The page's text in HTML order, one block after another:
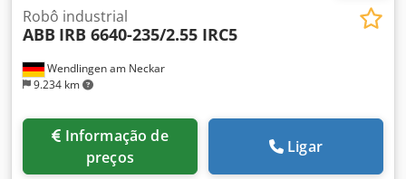
Wendlingen am Neckar
9.234 km
Robô industrial
ABB IRB 6640-235/2.55 IRC5
preços
Ligar